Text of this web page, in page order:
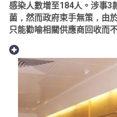
感染人數增至184人。涉事3
菌，然而政府束手無策，由
只能勸喻相關供應商回收而